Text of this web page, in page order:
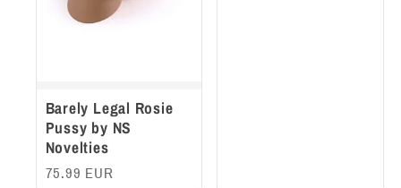
Barely Legal Rosie
Pussy by NS
Novelties
75.99 EUR